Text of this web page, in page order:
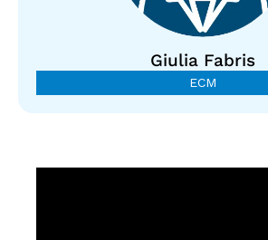
Giulia Fabris
ECM